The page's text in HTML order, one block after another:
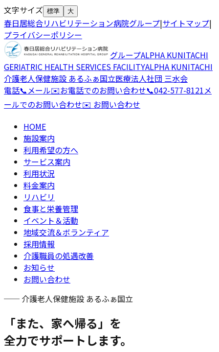
文字サイズ 標準 大
春日居総合リハビリテーション病院グループ|サイトマップ|
プライバシーポリシー
グループALPHA KUNITACHI
GERIATRIC HEALTH SERVICES FACILITYALPHA KUNITACHI
介護老人保健施設 あるふぁ国立医療法人社団 三水会
電話📞メール✉️お電話でのお問い合わせ📞042-577-8121メ
ールでのお問い合わせ✉️ お問い合わせ
HOME
施設案内
利用希望の方へ
サービス案内
利用状況
料金案内
リハビリ
食事と栄養管理
イベント＆活動
地域交流＆ボランティア
採用情報
介護職員の処遇改善
お知らせ
お問い合わせ
── 介護老人保健施設 あるふぁ国立
「また、家へ帰る」を
全力でサポートします。